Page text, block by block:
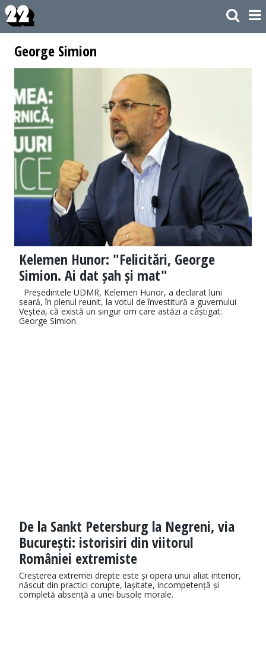
George Simion
Kelemen Hunor: "Felicitări, George
Simion. Ai dat șah și mat"
Președintele UDMR, Kelemen Hunor, a declarat luni
seară, în plenul reunit, la votul de învestitură a guvernului
Veștea, că există un singur om care astăzi a câștigat:
George Simion.
De la Sankt Petersburg la Negreni, via
București: istorisiri din viitorul
României extremiste
Creșterea extremei drepte este și opera unui aliat interior,
născut din practici corupte, lașitate, incompetență și
completă absență a unei busole morale.